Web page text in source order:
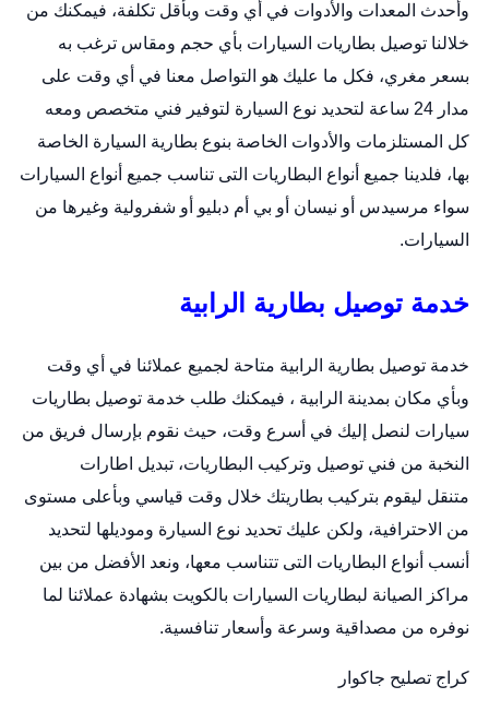
وأحدث المعدات والأدوات في أي وقت وبأقل تكلفة، فيمكنك من
خلالنا توصيل بطاريات السيارات بأي حجم ومقاس ترغب به
بسعر مغري، فكل ما عليك هو التواصل معنا في أي وقت على
مدار 24 ساعة لتحديد نوع السيارة لتوفير فني متخصص ومعه
كل المستلزمات والأدوات الخاصة بنوع بطارية السيارة الخاصة
بها، فلدينا جميع أنواع البطاريات التى تناسب جميع أنواع السيارات
سواء مرسيدس أو نيسان أو بي أم دبليو أو شفرولية وغيرها من
السيارات.
خدمة توصيل بطارية الرابية
خدمة توصيل بطارية الرابية متاحة لجميع عملائنا في أي وقت
وبأي مكان بمدينة الرابية ، فيمكنك طلب خدمة توصيل بطاريات
سيارات لنصل إليك في أسرع وقت، حيث نقوم بإرسال فريق من
النخبة من فني توصيل وتركيب البطاريات، تبديل اطارات
متنقل ليقوم بتركيب بطاريتك خلال وقت قياسي وبأعلى مستوى
من الاحترافية، ولكن عليك تحديد نوع السيارة وموديلها لتحديد
أنسب أنواع البطاريات التى تتناسب معها، ونعد الأفضل من بين
مراكز الصيانة لبطاريات السيارات بالكويت بشهادة عملائنا لما
نوفره من مصداقية وسرعة وأسعار تنافسية.
كراج تصليح جاكوار